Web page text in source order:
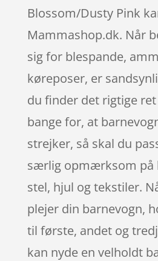
Blossom/Dusty Pink
Mammashop.dk. Når
sig for blespande,
køreposer, er
du finder det rigtige
bange for, at
strejker, så skal du
særlig opmærksom på
stel, hjul og tekstiler.
plejer din barnevogn,
til første, andet og
kan nyde en velholdt